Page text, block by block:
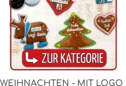
WEIHNACHTEN - MIT LOGO